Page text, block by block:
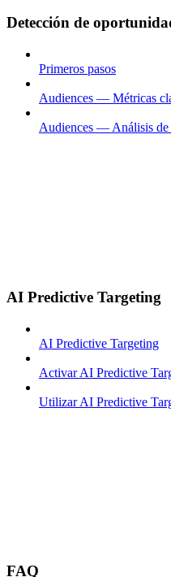
Detección de
Primeros pasos
Audiences — Métricas
Audiences — Análisis de
AI Predictive Targeting
AI Predictive Targeting
Activar AI Predictive
Utilizar AI Predictive
FAQ